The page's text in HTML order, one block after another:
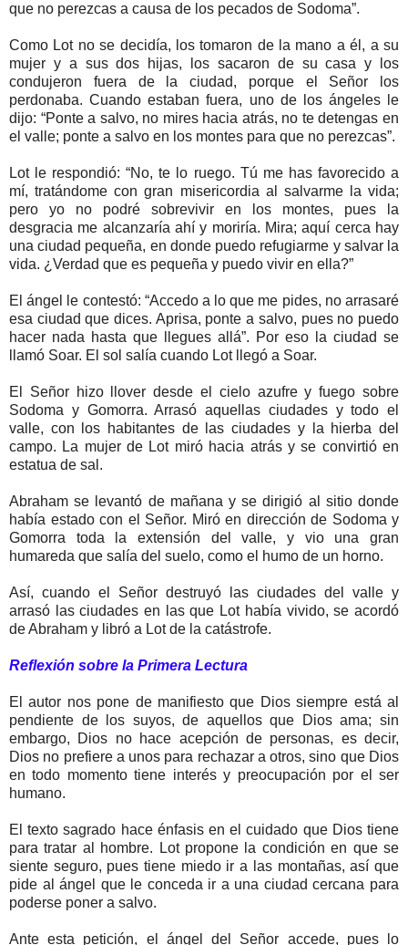
que no perezcas a causa de los pecados de Sodoma”.
Como Lot no se decidía, los tomaron de la mano a él, a su
mujer y a sus dos hijas, los sacaron de su casa y los
condujeron fuera de la ciudad, porque el Señor los
perdonaba. Cuando estaban fuera, uno de los ángeles le
dijo: “Ponte a salvo, no mires hacia atrás, no te detengas en
el valle; ponte a salvo en los montes para que no perezcas”.
Lot le respondió: “No, te lo ruego. Tú me has favorecido a
mí, tratándome con gran misericordia al salvarme la vida;
pero yo no podré sobrevivir en los montes, pues la
desgracia me alcanzaría ahí y moriría. Mira; aquí cerca hay
una ciudad pequeña, en donde puedo refugiarme y salvar la
vida. ¿Verdad que es pequeña y puedo vivir en ella?”
El ángel le contestó: “Accedo a lo que me pides, no arrasaré
esa ciudad que dices. Aprisa, ponte a salvo, pues no puedo
hacer nada hasta que llegues allá”. Por eso la ciudad se
llamó Soar. El sol salía cuando Lot llegó a Soar.
El Señor hizo llover desde el cielo azufre y fuego sobre
Sodoma y Gomorra. Arrasó aquellas ciudades y todo el
valle, con los habitantes de las ciudades y la hierba del
campo. La mujer de Lot miró hacia atrás y se convirtió en
estatua de sal.
Abraham se levantó de mañana y se dirigió al sitio donde
había estado con el Señor. Miró en dirección de Sodoma y
Gomorra toda la extensión del valle, y vio una gran
humareda que salía del suelo, como el humo de un horno.
Así, cuando el Señor destruyó las ciudades del valle y
arrasó las ciudades en las que Lot había vivido, se acordó
de Abraham y libró a Lot de la catástrofe.
Reflexión sobre la Primera Lectura
El autor nos pone de manifiesto que Dios siempre está al
pendiente de los suyos, de aquellos que Dios ama; sin
embargo, Dios no hace acepción de personas, es decir,
Dios no prefiere a unos para rechazar a otros, sino que Dios
en todo momento tiene interés y preocupación por el ser
humano.
El texto sagrado hace énfasis en el cuidado que Dios tiene
para tratar al hombre. Lot propone la condición en que se
siente seguro, pues tiene miedo ir a las montañas, así que
pide al ángel que le conceda ir a una ciudad cercana para
poderse poner a salvo.
Ante esta petición, el ángel del Señor accede, pues lo